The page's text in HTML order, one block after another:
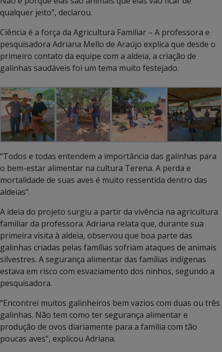
qualquer jeito”, declarou.
Ciência é a força da Agricultura Familiar – A professora e
pesquisadora Adriana Mello de Araújo explica que desde o
primeiro contato da equipe com a aldeia, a criação de
galinhas saudáveis foi um tema muito festejado.
“Todos e todas entendem a importância das galinhas para
o bem-estar alimentar na cultura Terena. A perda e
mortalidade de suas aves é muito ressentida dentro das
aldeias”.
A ideia do projeto surgiu a partir da vivência na agricultura
familiar da professora. Adriana relata que, durante sua
primeira visita à aldeia, observou que boa parte das
galinhas criadas pelas famílias sofriam ataques de animais
silvestres. A segurança alimentar das famílias indígenas
estava em risco com esvaziamento dos ninhos, segundo a
pesquisadora.
“Encontrei muitos galinheiros bem vazios com duas ou três
galinhas. Não tem como ter segurança alimentar e
produção de ovos diariamente para a família com tão
poucas aves”, explicou Adriana.